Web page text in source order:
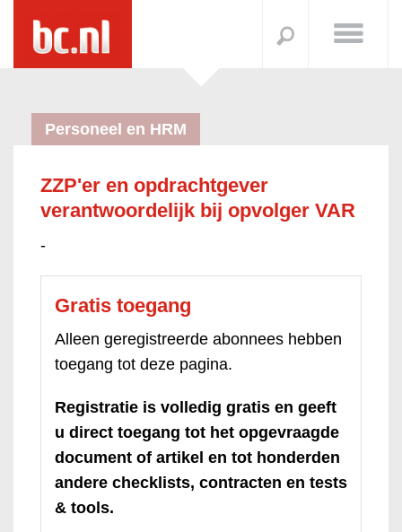
Personeel en HRM
ZZP'er en opdrachtgever
verantwoordelijk bij opvolger VAR
-
Gratis toegang
Alleen geregistreerde abonnees hebben
toegang tot deze pagina.
Registratie is volledig gratis en geeft
u direct toegang tot het opgevraagde
document of artikel en tot honderden
andere checklists, contracten en tests
& tools.